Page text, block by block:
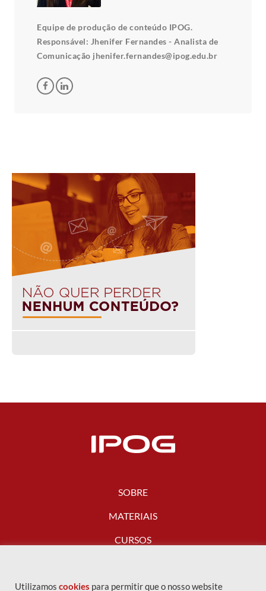
Equipe de produção de conteúdo IPOG.
Responsável: Jhenifer Fernandes - Analista de
Comunicação jhenifer.fernandes@ipog.edu.br
SOBRE
MATERIAIS
CURSOS
FALE CONOSCO
Utilizamos cookies para permitir que o nosso website